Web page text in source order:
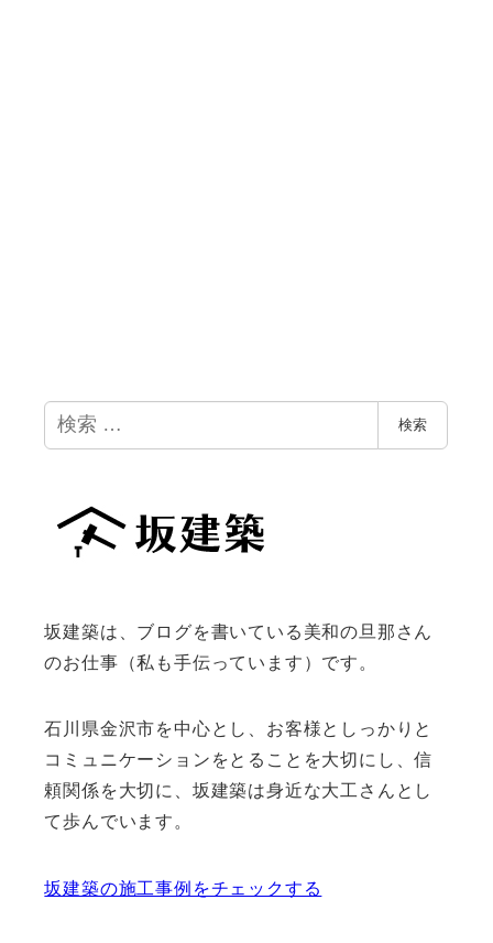
検
索
検索
坂建築は、ブログを書いている美和の旦那さん
のお仕事（私も手伝っています）です。
石川県金沢市を中心とし、お客様としっかりと
コミュニケーションをとることを大切にし、信
頼関係を大切に、坂建築は身近な大工さんとし
て歩んでいます。
坂建築の施工事例をチェックする